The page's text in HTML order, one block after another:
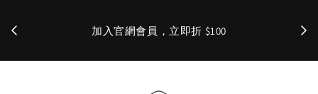
加入官網會員，立即折 $100 ✨